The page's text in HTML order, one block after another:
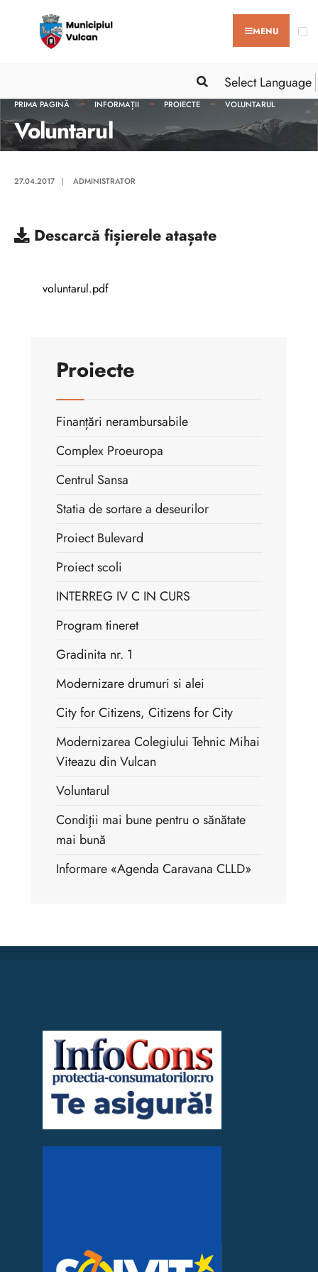
MENU
Select Language
PRIMA PAGINĂ INFORMAȚII PROIECTE VOLUNTARUL
Voluntarul
27.04.2017 | ADMINISTRATOR
Descarcă fișierele atașate
voluntarul.pdf
Proiecte
Finanțări nerambursabile
Complex Proeuropa
Centrul Sansa
Statia de sortare a deseurilor
Proiect Bulevard
Proiect scoli
INTERREG IV C IN CURS
Program tineret
Gradinita nr. 1
Modernizare drumuri si alei
City for Citizens, Citizens for City
Modernizarea Colegiului Tehnic Mihai
Viteazu din Vulcan
Voluntarul
Condiţii mai bune pentru o sănătate
mai bună
Informare «Agenda Caravana CLLD»